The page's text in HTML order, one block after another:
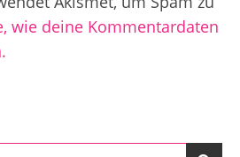
wie deine Kommentardaten